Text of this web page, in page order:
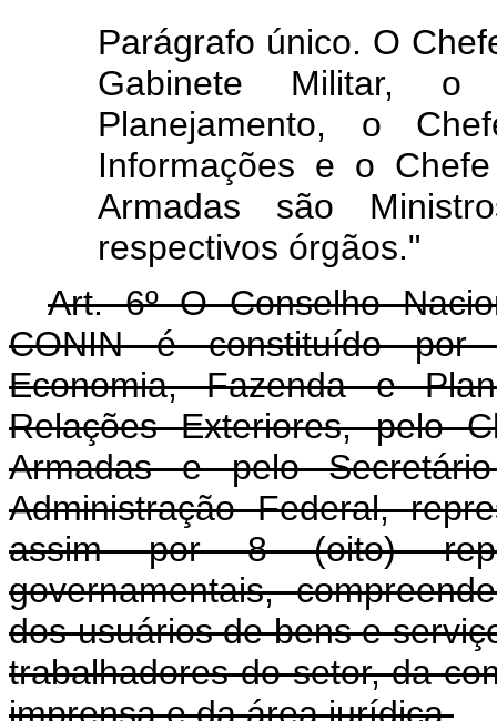
Parágrafo único. O
Gabinete Militar,
Planejamento, o
Informações e o
Armadas são
respectivos órgãos."
Art. 6º O Conselho
CONIN é constituído por
Economia, Fazenda e
Relações Exteriores, pelo
Armadas e pelo
Administração Federal,
assim por 8 (oito)
governamentais,
dos usuários de bens e
trabalhadores do setor, da